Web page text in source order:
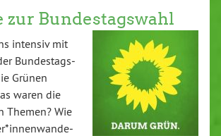
zur Bun­des­tags­wahl
intensiv mit
Bun­des­tags­
Grünen
waren die
Themen? Wie